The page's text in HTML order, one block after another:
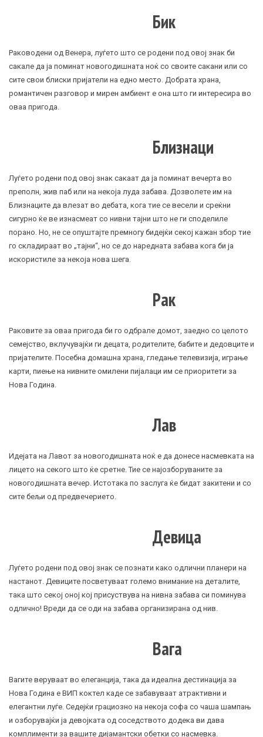
Бик
Раководени од Венера, луѓето што се родени под овој знак би
сакале да ја поминат новогодишната ноќ со своите сакани или со
сите свои блиски пријатели на едно место. Добрата храна,
романтичен разговор и мирен амбиент е она што ги интересира во
оваа пригода.
Близнаци
Луѓето родени под овој знак сакаат да ја поминат вечерта во
преполн, жив паб или на некоја луда забава. Дозволете им на
Близнаците да влезат во дебата, кога тие се весели и среќни
сигурно ќе ве изнасмеат со нивни тајни што не ги споделиле
порано. Но, не се опуштајте премногу бидејќи секој кажан збор тие
го складираат во „тајни“, но се до наредната забава кога би ја
искористиле за некоја нова шега.
Рак
Раковите за оваа пригода би го одбрале домот, заедно со целото
семејство, вклучувајќи ги децата, родителите, бабите и дедовците и
пријателите. Посебна домашна храна, гледање телевизија, играње
карти, пиење на нивните омилени пијалаци им се приоритети за
Нова Година.
Лав
Идејата на Лавот за новогодишната ноќ е да донесе насмевката на
лицето на секого што ќе сретне. Тие се најозборуваните за
новогодишната вечер. Истотака по заслуга ќе бидат закитени и со
сите бељи од предвечерието.
Девица
Луѓето родени под овој знак се познати како одлични планери на
настанот. Девиците посветуваат големо внимание на деталите,
така што секој оној кој присуствува на нивна забава си поминува
одлично! Вреди да се оди на забава организирана од нив.
Вага
Вагите веруваат во елеганција, така да идеална дестинација за
Нова Година е ВИП коктел каде се забавуваат атрактивни и
елегантни луѓе. Седејќи грациозно на некоја софа со чаша шампањ
и озборувајќи ја девојката од соседството додека ви дава
комплименти за вашите дијамантски обетки со насмевка.